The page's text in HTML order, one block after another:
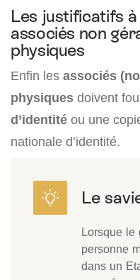
Les justificatifs
associés non
physiques
Enfin les associés
physiques doivent
d’identité ou une
nationale d’identité.
Lorsque le
personne
dans un